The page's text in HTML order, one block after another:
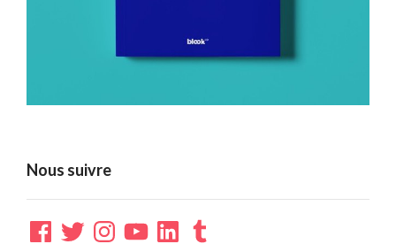
Nous suivre
Facebook
TwitterInstagramYouTubeLinkedInTumblr